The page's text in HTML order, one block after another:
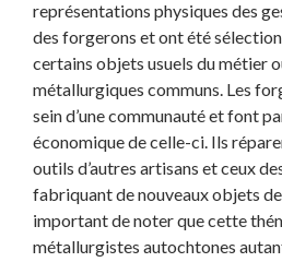
représentations physiques des
des forgerons et ont été
certains objets usuels du métier
métallurgiques communs. Les
sein d’une communauté et font
économique de celle-ci. Ils
outils d’autres artisans et ceux
fabriquant de nouveaux objets
important de noter que cette
métallurgistes autochtones